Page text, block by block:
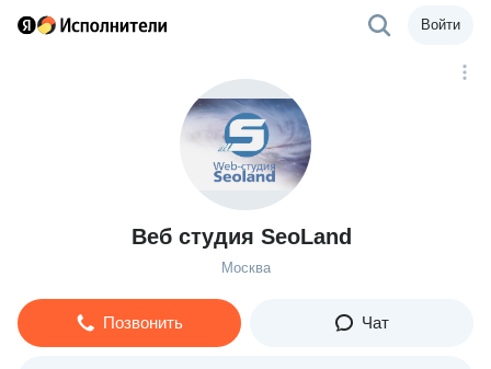
Войти
Веб студия SeoLand
Москва
Позвонить Чат